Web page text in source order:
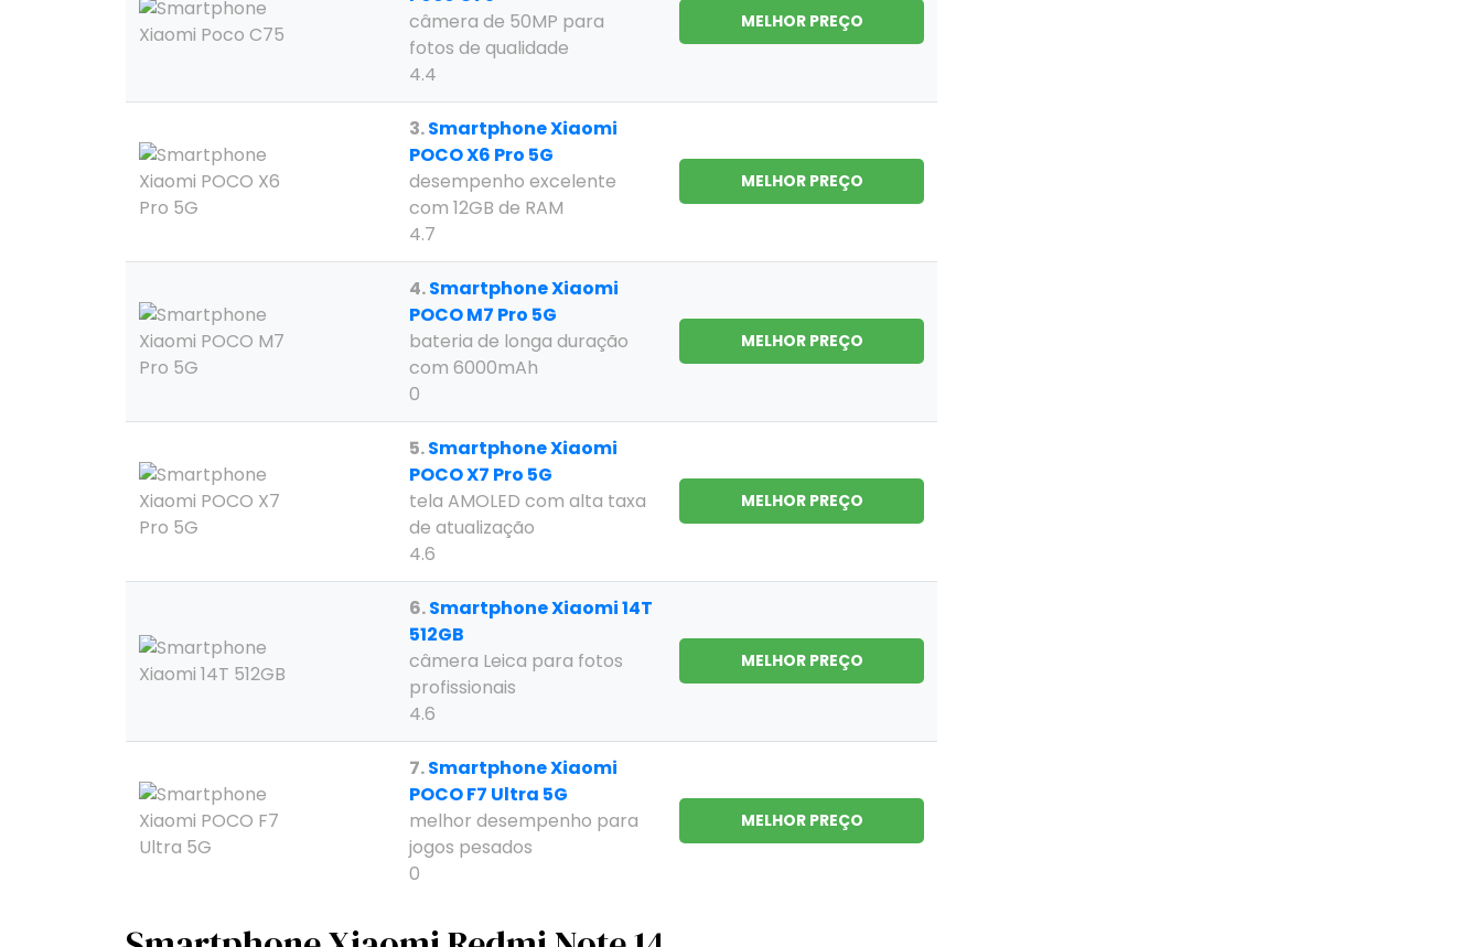
câmera de 50MP para
fotos de qualidade
4.4
MELHOR PREÇO
3.Smartphone Xiaomi
POCO X6 Pro 5G
desempenho excelente
com 12GB de RAM
4.7
MELHOR PREÇO
4.Smartphone Xiaomi
POCO M7 Pro 5G
bateria de longa duração
com 6000mAh
0
MELHOR PREÇO
5.Smartphone Xiaomi
POCO X7 Pro 5G
tela AMOLED com alta taxa
de atualização
4.6
MELHOR PREÇO
6.Smartphone Xiaomi 14T
512GB
câmera Leica para fotos
profissionais
4.6
MELHOR PREÇO
7.Smartphone Xiaomi
POCO F7 Ultra 5G
melhor desempenho para
jogos pesados
0
MELHOR PREÇO